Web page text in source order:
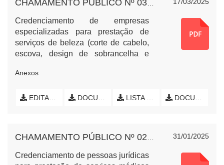
Credenciamento de empresas
especializadas para prestação de
serviços de beleza (corte de cabelo,
escova, design de sobrancelha e
relacionados ao dia da mulher,
outros eventos promovidos pelo
Anexos
EDITAL DE CHAMAMENTO PÚBLICO DOCUMENTOS CREDENCIADOS - PARTE 1 LISTA DE RECEBIMENTO DOCUMENTOS CREDENCIADOS - PARTE 2
31/01/2025
Credenciamento de pessoas jurídicas